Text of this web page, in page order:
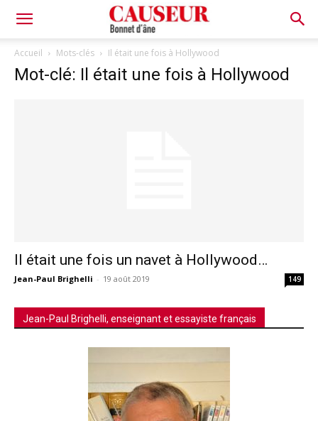
Bonnet
d'âne
Accueil Mots-clés Il était une fois à Hollywood
Mot-clé: Il était une fois à Hollywood
Il était une fois un navet à Hollywood…
Jean-Paul Brighelli - 19 août 2019 149
Jean-Paul Brighelli, enseignant et essayiste français